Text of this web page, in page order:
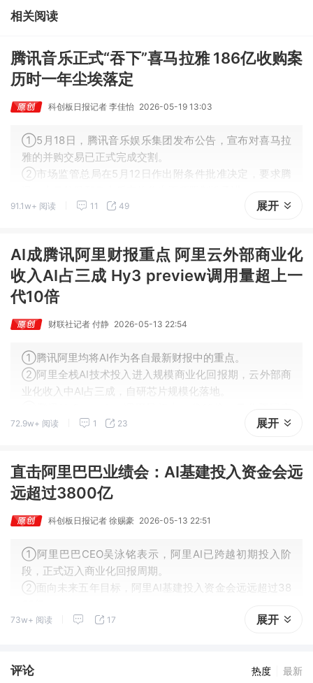
价预期暂未被市场定价，王牌自营前瞻捕捉“预期差”，3日大涨
26%。
相关阅读
腾讯音乐正式“吞下”喜马拉雅 186亿收购案
历时一年尘埃落定
科创板日报记者 李佳怡 2026-05-19 13:03
①5月18日，腾讯音乐娱乐集团发布公告，宣布对喜马拉
雅的并购交易已正式完成交割。
②市场监管总局在5月12日作出附条件批准决定，要求腾
③在监管划定的清晰边界下，腾讯音乐与喜马拉雅能否真
91.1w+ 阅读 11 49 展开
AI成腾讯阿里财报重点 阿里云外部商业化
收入AI占三成 Hy3 preview调用量超上一
代10倍
财联社记者 付静 2026-05-13 22:54
①腾讯阿里均将AI作为各自最新财报中的重点。
②阿里全栈AI技术投入进入规模商业化回报期，云外部商
业化收入中AI占三成，自研芯片规模化落地。
了“腾讯AI是否落后”这一问题。
72.9w+ 阅读 1 23 展开
直击阿里巴巴业绩会：AI基建投入资金会远
远超过3800亿
科创板日报记者 徐赐豪 2026-05-13 22:51
①阿里巴巴CEO吴泳铭表示，阿里AI已跨越初期投入阶
段，正式迈入商业化回报周期。
②面向未来五年目标，阿里AI基建投入资金会远远超过38
73w+ 阅读 17 展开
评论 热度 最新